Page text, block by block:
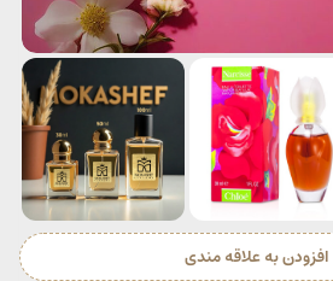
افزودن به علاقه مندی